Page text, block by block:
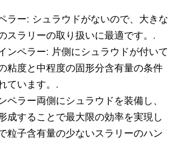
ラー: シュラウドがないので、大きな
スラリーの取り扱いに最適です。.
ンペラー: 片側にシュラウドが付いて
粘度と中程度の固形分含有量の条件
ています。.
ペラー両側にシュラウドを装備し、
成することで最大限の効率を実現し
粒子含有量の少ないスラリーのハン